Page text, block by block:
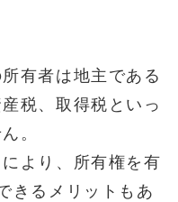
有者は地主である
税、取得税といっ
。
より、所有権を有
きるメリットもあ